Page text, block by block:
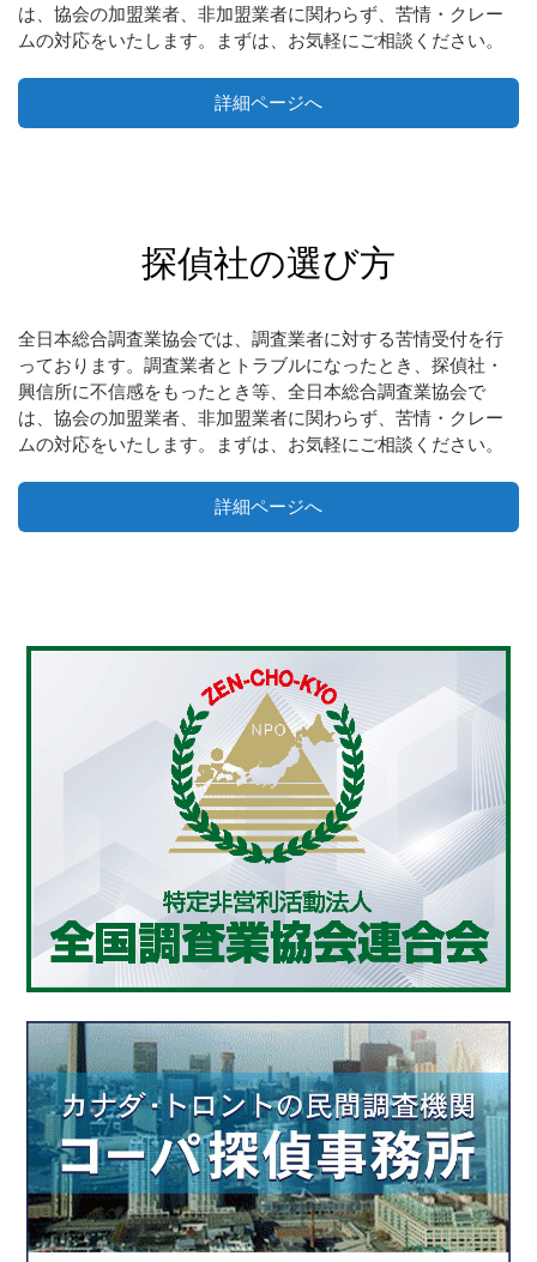
は、協会の加盟業者、非加盟業者に関わらず、苦情・クレー
ムの対応をいたします。まずは、お気軽にご相談ください。
詳細ページへ
探偵社の選び方
全日本総合調査業協会では、調査業者に対する苦情受付を行
っております。調査業者とトラブルになったとき、探偵社・
興信所に不信感をもったとき等、全日本総合調査業協会で
は、協会の加盟業者、非加盟業者に関わらず、苦情・クレー
ムの対応をいたします。まずは、お気軽にご相談ください。
詳細ページへ